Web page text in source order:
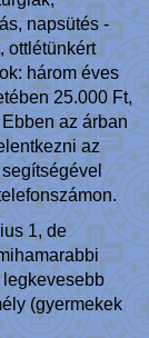
napsütés -
ottlétünkért
három éves
25.000 Ft,
az árban
az
1, de
(gyermekek